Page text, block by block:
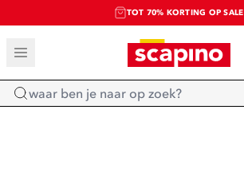
TOT 70% KORTING OP SALE
SALE: LAATSTE KANS!
SHOP NIEUW
Home